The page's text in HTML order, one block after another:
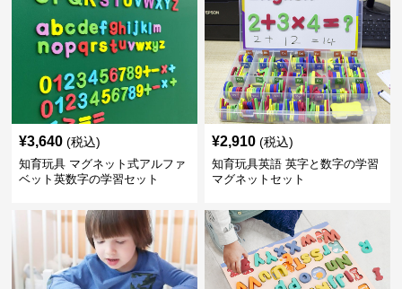
¥3,640 (税込)
知育玩具 マグネット式アルファ
ベット英数字の学習セット
¥2,910 (税込)
知育玩具英語 英字と数字の学習
マグネットセット